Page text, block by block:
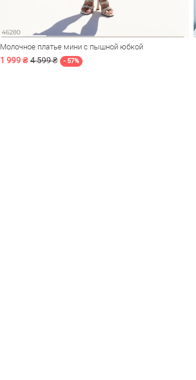
Молочное платье мини с пышной юбкой
1 999 ₴ 4 599 ₴ - 57%